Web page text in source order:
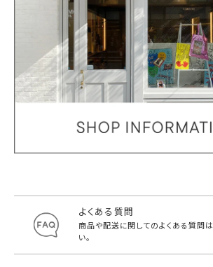
よくある質問
商品や配送に関してのよくある質問は
い。